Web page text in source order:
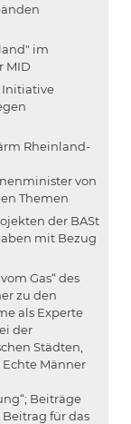
im
MID
Initiative
Rheinland-
von
Themen
der BASt
mit Bezug
Gas“ des
zu den
als Experte
der
Städten,
Echte Männer
Beiträge
für das